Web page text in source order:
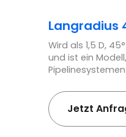
Langradius
Wird als 1,5 D,
und ist ein
Jetzt